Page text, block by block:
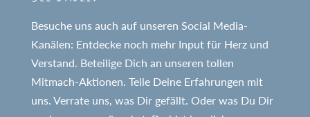
Besuche uns auch auf unseren Social Media-
Kanälen: Entdecke noch mehr Input für Herz und
Verstand. Beteilige Dich an unseren tollen
Mitmach-Aktionen. Teile Deine Erfahrungen mit
uns. Verrate uns, was Dir gefällt. Oder was Du Dir